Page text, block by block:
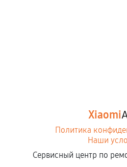
Xiaomi
Политика
Наши
Сервисный центр по